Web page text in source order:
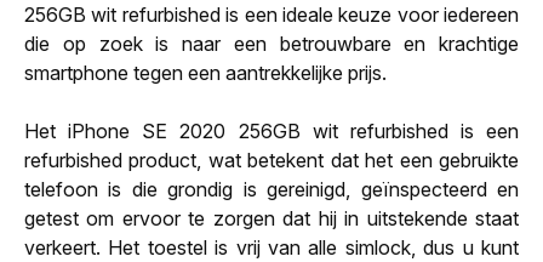
256GB wit refurbished is een ideale keuze voor iedereen
die op zoek is naar een betrouwbare en krachtige
smartphone tegen een aantrekkelijke prijs.
Het iPhone SE 2020 256GB wit refurbished is een
refurbished product, wat betekent dat het een gebruikte
telefoon is die grondig is gereinigd, geïnspecteerd en
getest om ervoor te zorgen dat hij in uitstekende staat
verkeert. Het toestel is vrij van alle simlock, dus u kunt